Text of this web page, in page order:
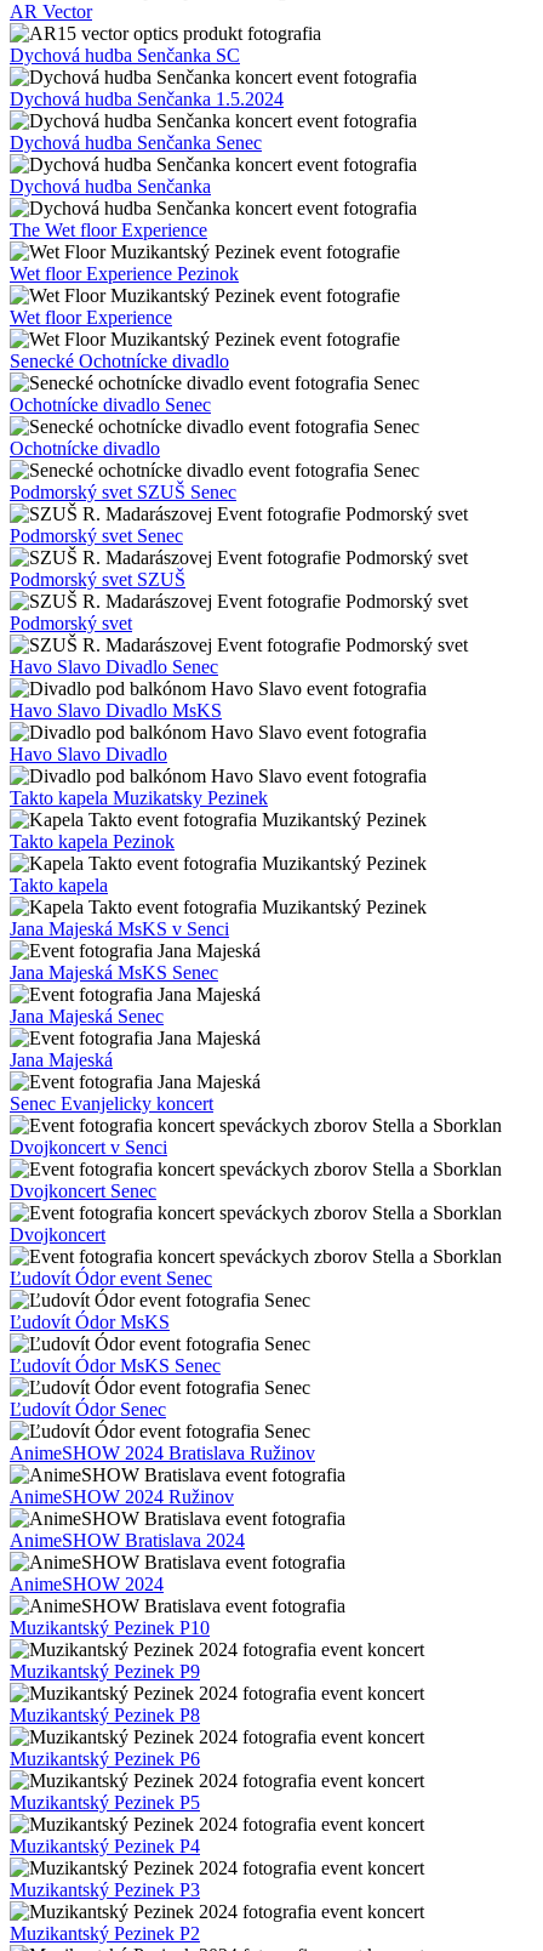
AR Vector
Dychová hudba Senčanka SC
Dychová hudba Senčanka 1.5.2024
Dychová hudba Senčanka Senec
Dychová hudba Senčanka
The Wet floor Experience
Wet floor Experience Pezinok
Wet floor Experience
Senecké Ochotnícke divadlo
Ochotnícke divadlo Senec
Ochotnícke divadlo
Podmorský svet SZUŠ Senec
Podmorský svet Senec
Podmorský svet SZUŠ
Podmorský svet
Havo Slavo Divadlo Senec
Havo Slavo Divadlo MsKS
Havo Slavo Divadlo
Takto kapela Muzikatsky Pezinek
Takto kapela Pezinok
Takto kapela
Jana Majeská MsKS v Senci
Jana Majeská MsKS Senec
Jana Majeská Senec
Jana Majeská
Senec Evanjelicky koncert
Dvojkoncert v Senci
Dvojkoncert Senec
Dvojkoncert
Ľudovít Ódor event Senec
Ľudovít Ódor MsKS
Ľudovít Ódor MsKS Senec
Ľudovít Ódor Senec
AnimeSHOW 2024 Bratislava Ružinov
AnimeSHOW 2024 Ružinov
AnimeSHOW Bratislava 2024
AnimeSHOW 2024
Muzikantský Pezinek P10
Muzikantský Pezinek P9
Muzikantský Pezinek P8
Muzikantský Pezinek P6
Muzikantský Pezinek P5
Muzikantský Pezinek P4
Muzikantský Pezinek P3
Muzikantský Pezinek P2